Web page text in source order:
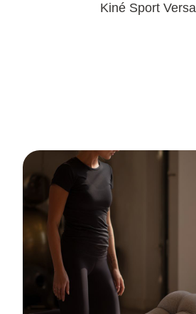
Kiné Sport